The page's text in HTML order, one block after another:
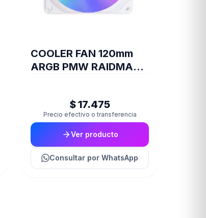
COOLER FAN 120mm
ARGB PMW RAIDMAX
$ 17.475
Precio efectivo o transferencia
Ver producto
Consultar por WhatsApp